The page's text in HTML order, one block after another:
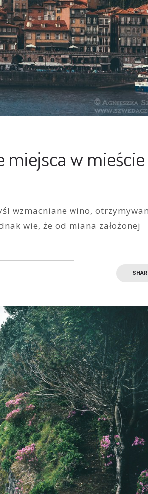
miejsca w mieście
wzmacniane wino,
wie, że od miana założonej